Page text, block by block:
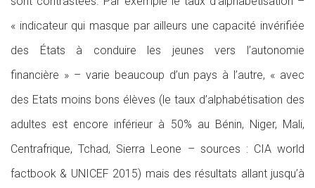
« indicateur qui masque par ailleurs une capacité invérifiée
des États à conduire les jeunes vers l’autonomie
financière » – varie beaucoup d’un pays à l’autre, « avec
des Etats moins bons élèves (le taux d’alphabétisation des
adultes est encore inférieur à 50% au Bénin, Niger, Mali,
Centrafrique, Tchad, Sierra Leone – sources : CIA world
factbook & UNICEF 2015) mais des résultats allant jusqu’à